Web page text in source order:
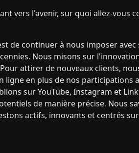
vers l'avenir, sur quoi allez-vous
de continuer à nous imposer
Nous misons sur
attirer de nouveaux clients,
en plus de nos participations
sur YouTube, Instagram et
de manière précise. Nous
actifs, innovants et centrés